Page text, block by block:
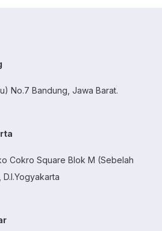
No.7 Bandung, Jawa Barat.
Cokro Square Blok M (Sebelah